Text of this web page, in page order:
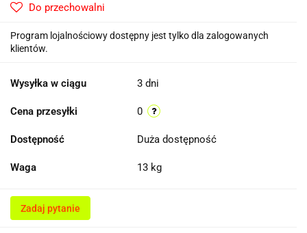
Do przechowalni
Program lojalnościowy dostępny jest tylko dla zalogowanych
klientów.
Wysyłka w ciągu 3 dni
Cena przesyłki 0
Dostępność Duża dostępność
Waga 13 kg
Zadaj pytanie